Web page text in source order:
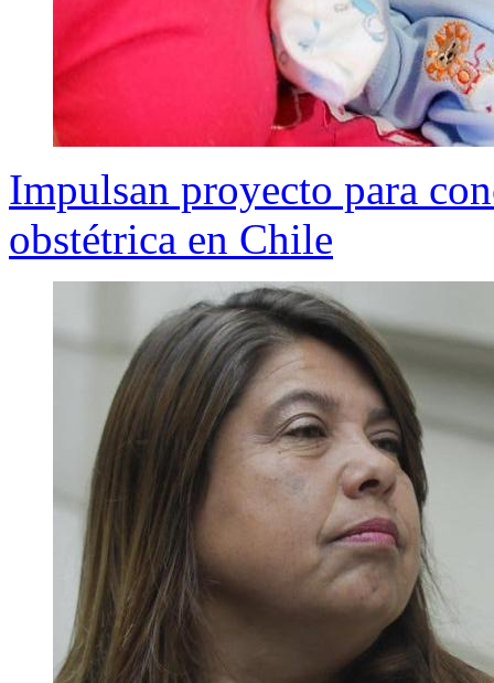
Impulsan proyecto para
obstétrica en Chile